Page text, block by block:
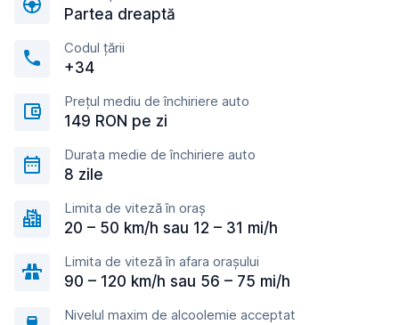
Partea dreaptă
Codul țării
+34
Prețul mediu de închiriere auto
149 RON pe zi
Durata medie de închiriere auto
8 zile
Limita de viteză în oraș
20 – 50 km/h sau 12 – 31 mi/h
Limita de viteză în afara orașului
90 – 120 km/h sau 56 – 75 mi/h
Nivelul maxim de alcoolemie acceptat